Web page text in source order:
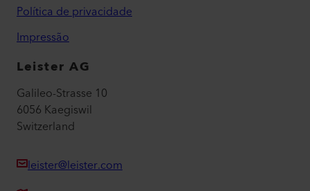
Política de privacidade
Impressão
Leister AG
Galileo-Strasse 10
6056 Kaegiswil
Switzerland
leister@leister.com